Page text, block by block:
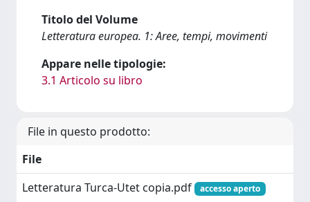
Titolo del Volume
Letteratura europea. 1: Aree, tempi, movimenti
Appare nelle tipologie:
3.1 Articolo su libro
File in questo prodotto:
File
Letteratura Turca-Utet copia.pdf
accesso aperto